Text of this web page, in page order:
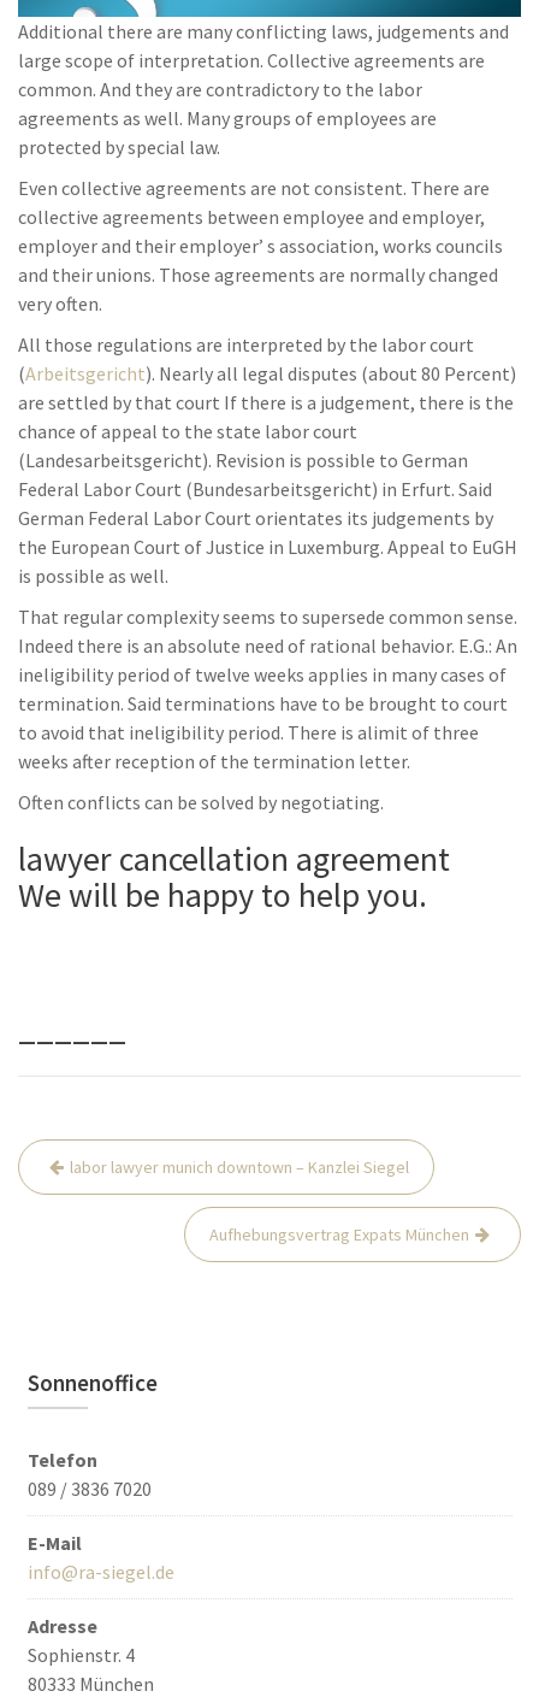
Additional there are many conflicting laws, judgements and
large scope of interpretation. Collective agreements are
common. And they are contradictory to the labor
agreements as well. Many groups of employees are
protected by special law.
Even collective agreements are not consistent. There are
collective agreements between employee and employer,
employer and their employer’ s association, works councils
and their unions. Those agreements are normally changed
very often.
All those regulations are interpreted by the labor court
(Arbeitsgericht). Nearly all legal disputes (about 80 Percent)
are settled by that court If there is a judgement, there is the
chance of appeal to the state labor court
(Landesarbeitsgericht). Revision is possible to German
Federal Labor Court (Bundesarbeitsgericht) in Erfurt. Said
German Federal Labor Court orientates its judgements by
the European Court of Justice in Luxemburg. Appeal to EuGH
is possible as well.
That regular complexity seems to supersede common sense.
Indeed there is an absolute need of rational behavior. E.G.: An
ineligibility period of twelve weeks applies in many cases of
termination. Said terminations have to be brought to court
to avoid that ineligibility period. There is alimit of three
weeks after reception of the termination letter.
Often conflicts can be solved by negotiating.
lawyer cancellation agreement
We will be happy to help you.
Beitrags-
Navigation
labor lawyer munich downtown – Kanzlei Siegel
Aufhebungsvertrag Expats München
Sonnenoffice
Telefon
089 / 3836 7020
E-Mail
info@ra-siegel.de
Adresse
Sophienstr. 4
80333 München